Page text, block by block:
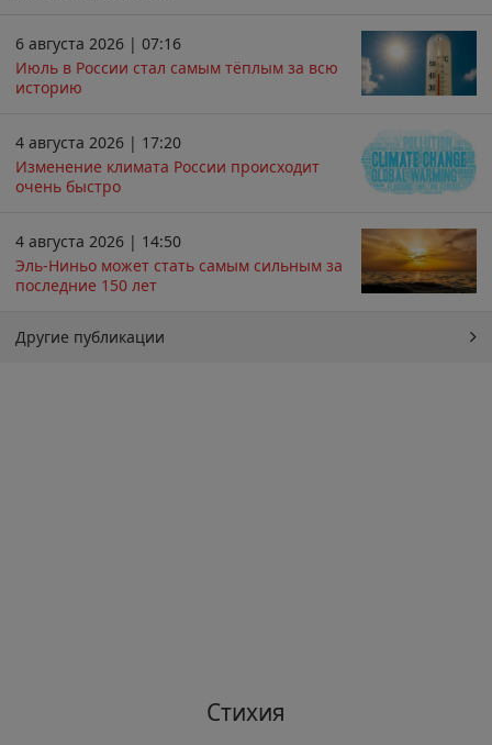
6 августа 2026 | 07:16
Июль в России стал самым тёплым за всю
историю
4 августа 2026 | 17:20
Изменение климата России происходит
очень быстро
4 августа 2026 | 14:50
Эль-Ниньо может стать самым сильным за
последние 150 лет
Другие публикации
Стихия